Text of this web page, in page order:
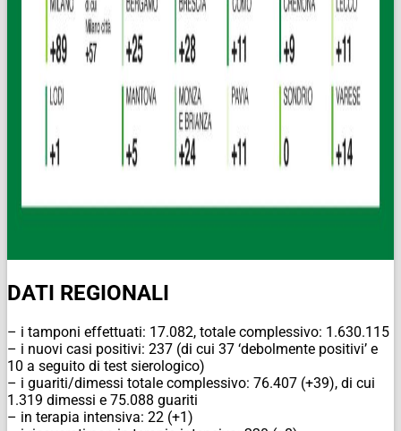
DATI REGIONALI
– i tamponi effettuati: 17.082, totale complessivo: 1.630.115
– i nuovi casi positivi: 237 (di cui 37 ‘debolmente positivi’ e
10 a seguito di test sierologico)
– i guariti/dimessi totale complessivo: 76.407 (+39), di cui
1.319 dimessi e 75.088 guariti
– in terapia intensiva: 22 (+1)